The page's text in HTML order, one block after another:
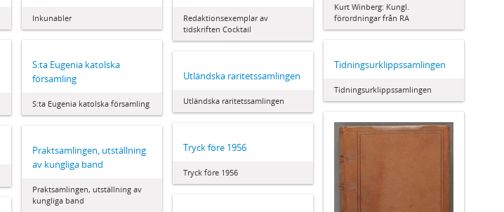
Kurt Winberg: Kungl.
förordningar från RA
Redaktionsexemplar av
tidskriften Cocktail
Inkunabler
S:ta Eugenia katolska
församling
S:ta Eugenia katolska församling
Tidningsurklippssamlingen
Tidningsurklippssamlingen
Utländska raritetssamlingen
Utländska raritetssamlingen
Tryck före 1956
Tryck före 1956
Praktsamlingen, utställning
av kungliga band
Praktsamlingen, utställning av
kungliga band